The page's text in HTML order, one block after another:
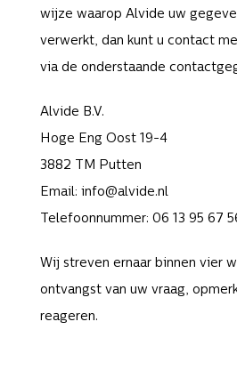
wijze waarop Alvide uw
verwerkt, dan kunt u contact
via de onderstaande
Alvide B.V.
Hoge Eng Oost 19-4
3882 TM Putten
Email: info@alvide.nl
Telefoonnummer: 06 13 95 67
Wij streven ernaar binnen vier
ontvangst van uw vraag,
reageren.